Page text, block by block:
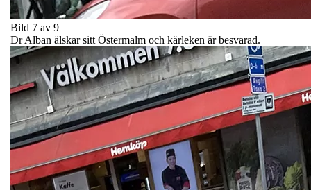
Bild 7 av 9
Dr Alban älskar sitt Östermalm och kärleken är besvarad.